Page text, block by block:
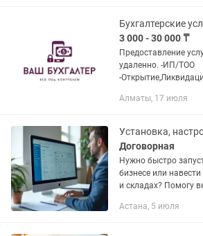
Бухгалтерские
3 000 - 30 000 ₸
Предоставление
удаленно. -ИП/ТОО
-
-Полное Ведение
Алматы, 17 июля
Договорная
Нужно быстро
бизнесе или
и складах? Помогу
торговля, склад,
Астана, 5 июля